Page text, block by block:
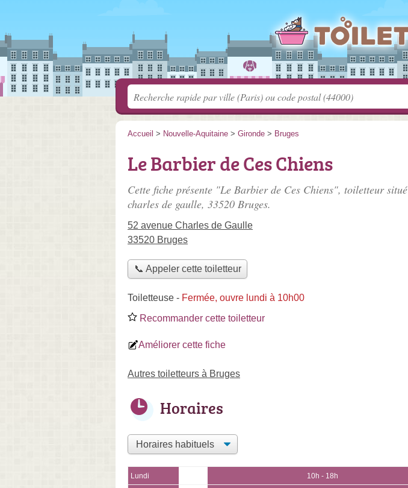
Accueil > Nouvelle-Aquitaine > Gironde > Bruges
Le Barbier de Ces Chiens
Cette fiche présente "Le Barbier de Ces Chiens", toiletteur situé
charles de gaulle, 33520 Bruges.
52 avenue Charles de Gaulle
33520 Bruges
📞 Appeler cette toiletteur
Toiletteuse - Fermée, ouvre lundi à 10h00
Recommander cette toiletteur
Améliorer cette fiche
Autres toiletteurs à Bruges
Horaires
Lundi 10h - 18h